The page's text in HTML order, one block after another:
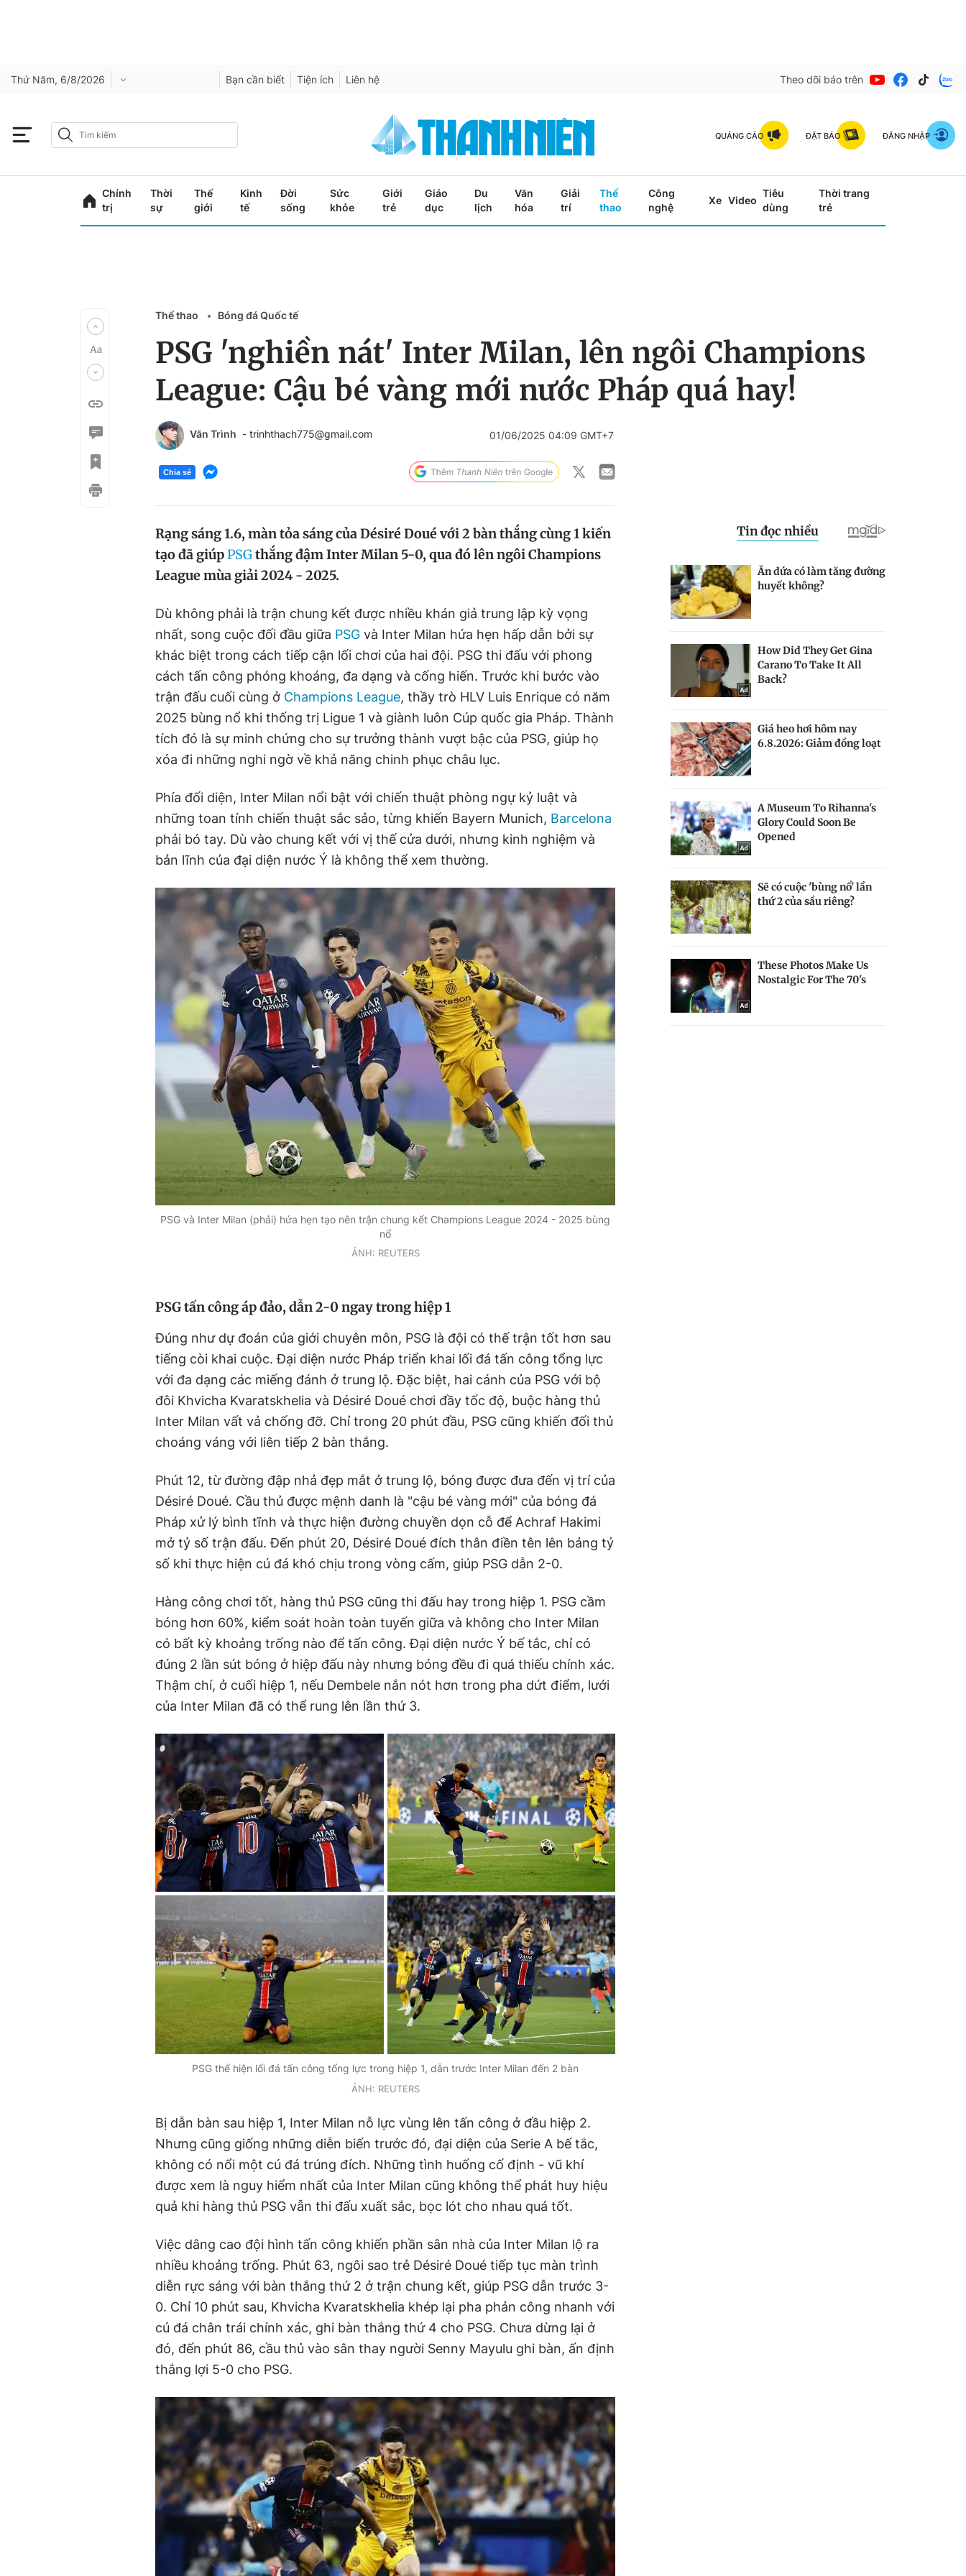
Thứ Năm, 6/8/2026 Bạn cần biết Tiện ích Liên hệ Theo dõi báo trên
QUẢNG CÁO ĐẶT BÁO ĐĂNG NHẬP
Chính
trị
Thời
sự
Thế
giới
Kinh
tế
Đời
sống
Sức
khỏe
Giới
trẻ
Giáo
dục
Du
lịch
Văn
hóa
Giải
trí
Thể
thao
Công
nghệ
Xe Video
Tiêu
dùng
Thời trang
trẻ
Thể thao Bóng đá Quốc tế
PSG 'nghiền nát' Inter Milan, lên ngôi Champions
League: Cậu bé vàng mới nước Pháp quá hay!
Văn Trình - trinhthach775@gmail.com 01/06/2025 04:09 GMT+7
Chia sẻ
Rạng sáng 1.6, màn tỏa sáng của Désiré Doué với 2 bàn thắng cùng 1 kiến
tạo đã giúpPSGthắng đậm Inter Milan 5-0, qua đó lên ngôi Champions
League mùa giải 2024 - 2025.
Dù không phải là trận chung kết được nhiều khán giả trung lập kỳ vọng
nhất, song cuộc đối đầu giữa PSG và Inter Milan hứa hẹn hấp dẫn bởi sự
khác biệt trong cách tiếp cận lối chơi của hai đội. PSG thi đấu với phong
cách tấn công phóng khoáng, đa dạng và cống hiến. Trước khi bước vào
trận đấu cuối cùng ở Champions League, thầy trò HLV Luis Enrique có năm
2025 bùng nổ khi thống trị Ligue 1 và giành luôn Cúp quốc gia Pháp. Thành
tích đó là sự minh chứng cho sự trưởng thành vượt bậc của PSG, giúp họ
xóa đi những nghi ngờ về khả năng chinh phục châu lục.
Phía đối diện, Inter Milan nổi bật với chiến thuật phòng ngự kỷ luật và
những toan tính chiến thuật sắc sảo, từng khiến Bayern Munich, Barcelona
phải bó tay. Dù vào chung kết với vị thế cửa dưới, nhưng kinh nghiệm và
bản lĩnh của đại diện nước Ý là không thể xem thường.
PSG và Inter Milan (phải) hứa hẹn tạo nên trận chung kết Champions League 2024 - 2025 bùng
nổ
ẢNH: REUTERS
PSG tấn công áp đảo, dẫn 2-0 ngay trong hiệp 1
Đúng như dự đoán của giới chuyên môn, PSG là đội có thế trận tốt hơn sau
tiếng còi khai cuộc. Đại diện nước Pháp triển khai lối đá tấn công tổng lực
với đa dạng các miếng đánh ở trung lộ. Đặc biệt, hai cánh của PSG với bộ
đôi Khvicha Kvaratskhelia và Désiré Doué chơi đầy tốc độ, buộc hàng thủ
Inter Milan vất vả chống đỡ. Chỉ trong 20 phút đầu, PSG cũng khiến đối thủ
choáng váng với liên tiếp 2 bàn thắng.
Phút 12, từ đường đập nhả đẹp mắt ở trung lộ, bóng được đưa đến vị trí của
Désiré Doué. Cầu thủ được mệnh danh là "cậu bé vàng mới" của bóng đá
Pháp xử lý bình tĩnh và thực hiện đường chuyền dọn cỗ để Achraf Hakimi
mở tỷ số trận đấu. Đến phút 20, Désiré Doué đích thân điền tên lên bảng tỷ
số khi thực hiện cú đá khó chịu trong vòng cấm, giúp PSG dẫn 2-0.
Hàng công chơi tốt, hàng thủ PSG cũng thi đấu hay trong hiệp 1. PSG cầm
bóng hơn 60%, kiểm soát hoàn toàn tuyến giữa và không cho Inter Milan
có bất kỳ khoảng trống nào để tấn công. Đại diện nước Ý bế tắc, chỉ có
đúng 2 lần sút bóng ở hiệp đấu này nhưng bóng đều đi quá thiếu chính xác.
Thậm chí, ở cuối hiệp 1, nếu Dembele nắn nót hơn trong pha dứt điểm, lưới
của Inter Milan đã có thể rung lên lần thứ 3.
PSG thể hiện lối đá tấn công tổng lực trong hiệp 1, dẫn trước Inter Milan đến 2 bàn
ẢNH: REUTERS
Bị dẫn bàn sau hiệp 1, Inter Milan nỗ lực vùng lên tấn công ở đầu hiệp 2.
Nhưng cũng giống những diễn biến trước đó, đại diện của Serie A bế tắc,
không có nổi một cú đá trúng đích. Những tình huống cố định - vũ khí
được xem là nguy hiểm nhất của Inter Milan cũng không thể phát huy hiệu
quả khi hàng thủ PSG vẫn thi đấu xuất sắc, bọc lót cho nhau quá tốt.
Việc dâng cao đội hình tấn công khiến phần sân nhà của Inter Milan lộ ra
nhiều khoảng trống. Phút 63, ngôi sao trẻ Désiré Doué tiếp tục màn trình
diễn rực sáng với bàn thắng thứ 2 ở trận chung kết, giúp PSG dẫn trước 3-
0. Chỉ 10 phút sau, Khvicha Kvaratskhelia khép lại pha phản công nhanh với
cú đá chân trái chính xác, ghi bàn thắng thứ 4 cho PSG. Chưa dừng lại ở
đó, đến phút 86, cầu thủ vào sân thay người Senny Mayulu ghi bàn, ấn định
thắng lợi 5-0 cho PSG.